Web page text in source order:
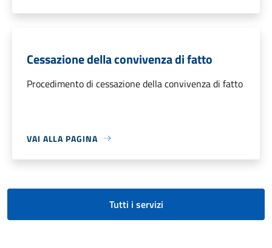
Cessazione della convivenza di fatto
Procedimento di cessazione della convivenza di fatto
VAI ALLA PAGINA
Tutti i servizi